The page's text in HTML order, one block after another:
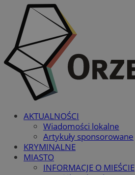
AKTUALNOŚCI
Wiadomości lokalne
Artykuły sponsorowane
KRYMINALNE
MIASTO
INFORMACJE O MIEŚCIE